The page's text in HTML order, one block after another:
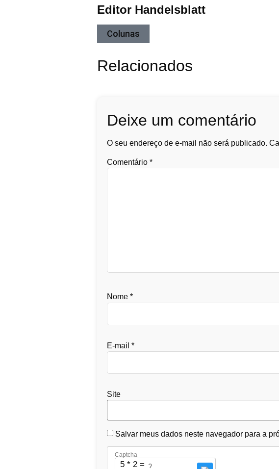
Editor Handelsblatt
Colunas
Relacionados
Deixe um comentário
O seu endereço de e-mail não será publicado.
Comentário *
Nome *
E-mail *
Site
Salvar meus dados neste navegador para a
Captcha
5 * 2 = ?